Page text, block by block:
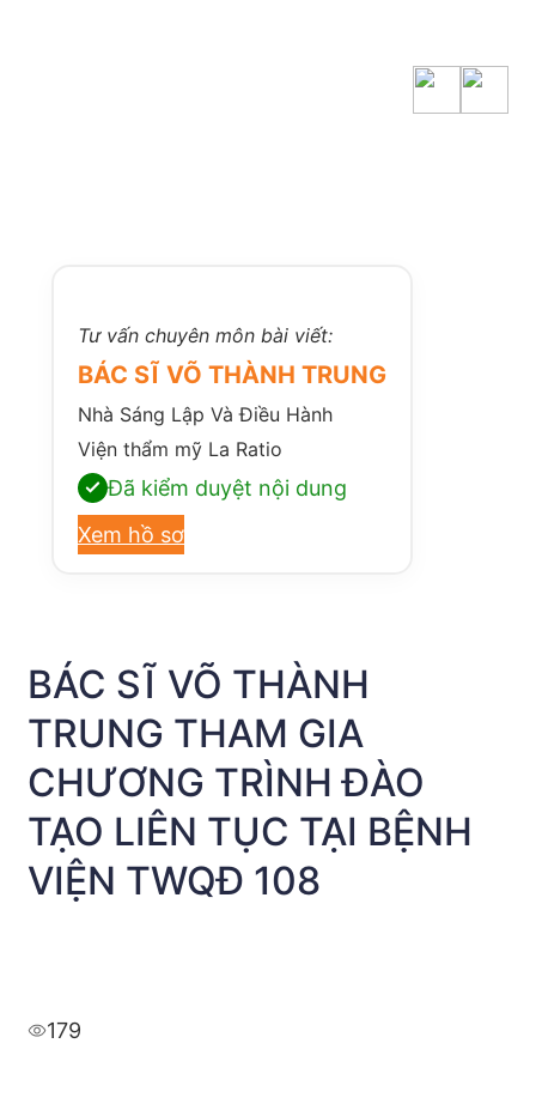
Tư vấn chuyên môn bài viết:
BÁC SĨ VÕ THÀNH TRUNG
Nhà Sáng Lập Và Điều Hành
Viện thẩm mỹ La Ratio
Đã kiểm duyệt nội dung
Xem hồ sơ
BÁC SĨ VÕ THÀNH
TRUNG THAM GIA
CHƯƠNG TRÌNH ĐÀO
TẠO LIÊN TỤC TẠI BỆNH
VIỆN TWQĐ 108
179